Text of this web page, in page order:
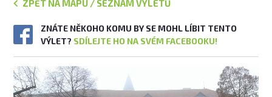
ZPĚT NA MAPU / SEZNAM VÝLETŮ
ZNÁTE NĚKOHO KOMU BY SE MOHL LÍBIT TENTO
VÝLET? SDÍLEJTE HO NA SVÉM FACEBOOKU!